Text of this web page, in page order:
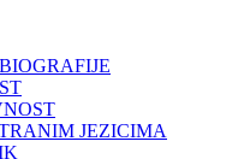
JEZICIMA